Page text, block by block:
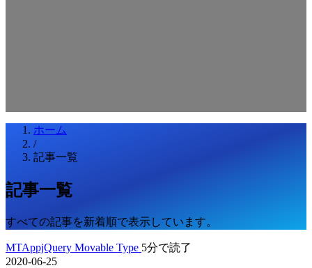
ホーム
/
記事一覧
記事一覧
すべての記事を新着順で表示しています。
MTAppjQuery Movable Type 5分で読了
2020-06-25